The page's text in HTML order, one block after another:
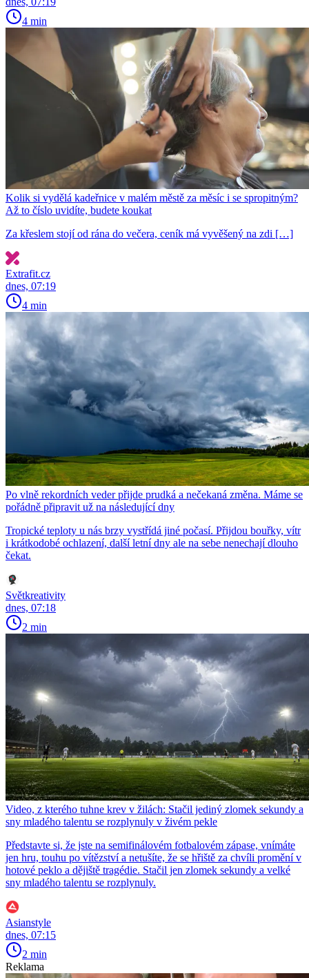
4 min
Kolik si vydělá kadeřnice v malém městě za měsíc i se spropitným?
Až to číslo uvidíte, budete koukat
Za křeslem stojí od rána do večera, ceník má vyvěšený na zdi […]
Extrafit.cz
dnes, 07:19
4 min
Po vlně rekordních veder přijde prudká a nečekaná změna. Máme se
pořádně připravit už na následující dny
Tropické teploty u nás brzy vystřídá jiné počasí. Přijdou bouřky, vítr
i krátkodobé ochlazení, další letní dny ale na sebe nenechají dlouho
čekat.
Světkreativity
dnes, 07:18
2 min
Video, z kterého tuhne krev v žilách: Stačil jediný zlomek sekundy a
sny mladého talentu se rozplynuly v živém pekle
Představte si, že jste na semifinálovém fotbalovém zápase, vnímáte
jen hru, touhu po vítězství a netušíte, že se hřiště za chvíli promění v
hotové peklo a dějiště tragédie. Stačil jen zlomek sekundy a velké
sny mladého talentu se rozplynuly.
Asianstyle
dnes, 07:15
2 min
Reklama